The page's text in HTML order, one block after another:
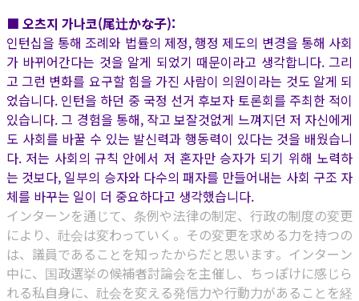
■ 오츠지 가나코(尾辻かな子):
인턴십을 통해 조례와 법률의 제정, 행정 제도의 변경을 통해 사회
가 바뀌어간다는 것을 알게 되었기 때문이라고 생각합니다. 그리
고 그런 변화를 요구할 힘을 가진 사람이 의원이라는 것도 알게 되
었습니다. 인턴을 하던 중 국정 선거 후보자 토론회를 주최한 적이
있습니다. 그 경험을 통해, 작고 보잘것없게 느껴지던 저 자신에게
도 사회를 바꿀 수 있는 발신력과 행동력이 있다는 것을 배웠습니
다. 저는 사회의 규칙 안에서 저 혼자만 승자가 되기 위해 노력하
는 것보다, 일부의 승자와 다수의 패자를 만들어내는 사회 구조 자
체를 바꾸는 일이 더 중요하다고 생각했습니다.
インターンを通じて、条例や法律の制定、行政の制度の変更
により、社会は変わっていく。その変更を求める力を持つの
は、議員であることを知ったからだと思います。インターン
中に、国政選挙の候補者討論会を主催し、ちっぽけに感じら
れる私自身に、社会を変える発信力や行動力があることを経